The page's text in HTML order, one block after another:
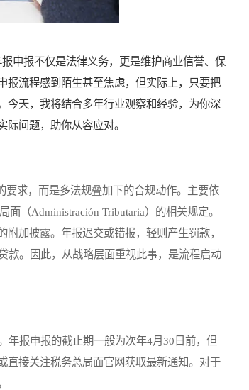
报不仅是法律义务，更是维护商业信誉、保
报流程感到陌生甚至焦虑，但实际上，只要把
今天，我将结合多年行业观察和经验，为你深
际问题，助你从容应对。
求，而是多法规叠加下的合规动作。主要依
面（Administración Tributaria）的相关规定。
加披露。年报迟交或错报，轻则产生罚款，
款。因此，从战略层面重视此事，是流程启动
报申报的截止期一般为次年4月30日前，但
直接关注税务总局面官网获取最新通知。对于